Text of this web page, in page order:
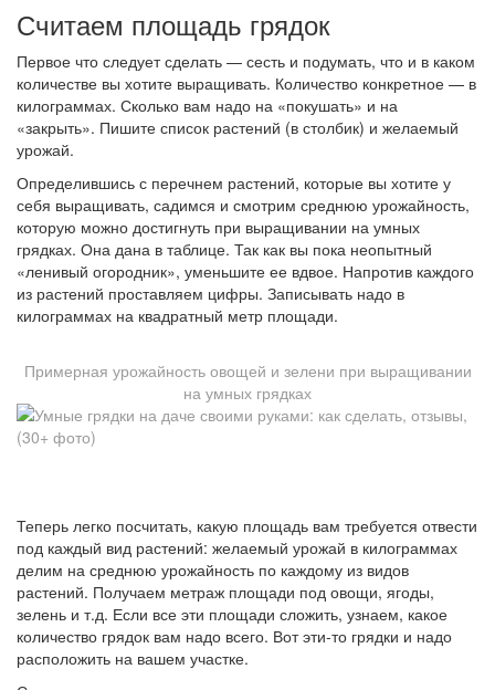
Считаем площадь грядок
Первое что следует сделать — сесть и подумать, что и в каком
количестве вы хотите выращивать. Количество конкретное — в
килограммах. Сколько вам надо на «покушать» и на
«закрыть». Пишите список растений (в столбик) и желаемый
урожай.
Определившись с перечнем растений, которые вы хотите у
себя выращивать, садимся и смотрим среднюю урожайность,
которую можно достигнуть при выращивании на умных
грядках. Она дана в таблице. Так как вы пока неопытный
«ленивый огородник», уменьшите ее вдвое. Напротив каждого
из растений проставляем цифры. Записывать надо в
килограммах на квадратный метр площади.
Примерная урожайность овощей и зелени при выращивании
на умных грядках
Теперь легко посчитать, какую площадь вам требуется отвести
под каждый вид растений: желаемый урожай в килограммах
делим на среднюю урожайность по каждому из видов
растений. Получаем метраж площади под овощи, ягоды,
зелень и т.д. Если все эти площади сложить, узнаем, какое
количество грядок вам надо всего. Вот эти-то грядки и надо
расположить на вашем участке.